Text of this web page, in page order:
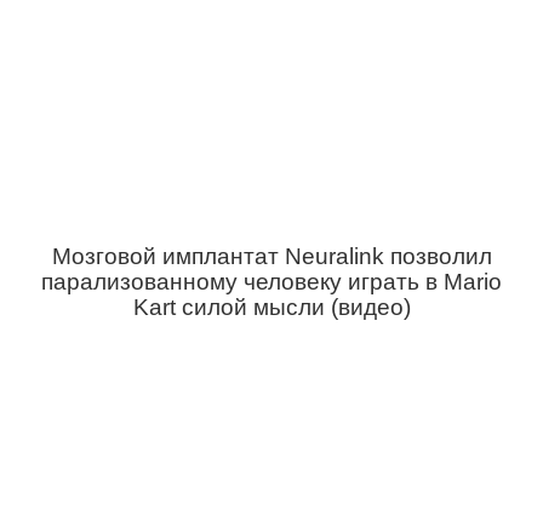
Мозговой имплантат Neuralink позволил
парализованному человеку играть в Mario
Kart силой мысли (видео)